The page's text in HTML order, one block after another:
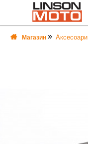
Магазин Аксесоари